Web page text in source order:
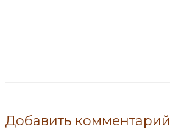
Добавить комментарий